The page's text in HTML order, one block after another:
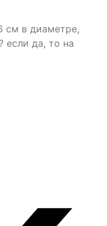
см в диаметре,
если да, то на